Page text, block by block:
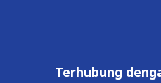
Terhubung